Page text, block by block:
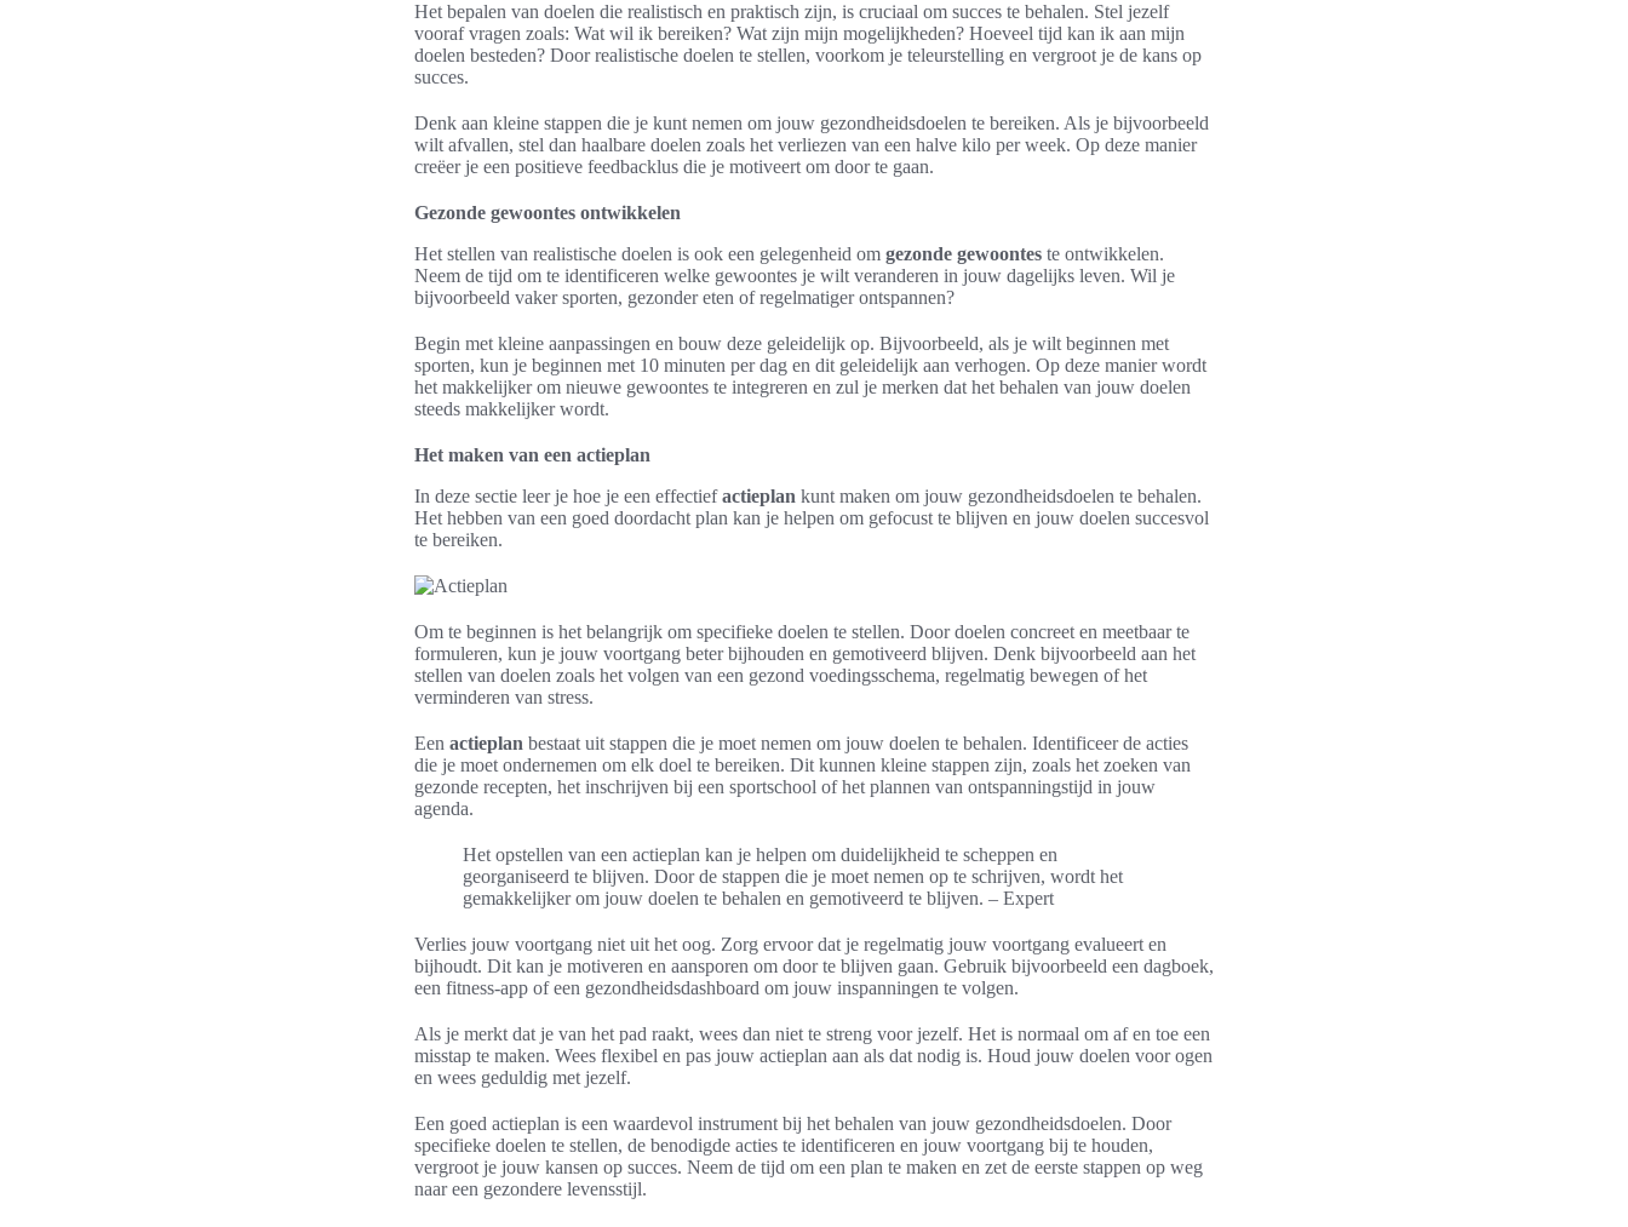
Het bepalen van doelen die realistisch en praktisch zijn, is cruciaal om succes te behalen. Stel jezelf
vooraf vragen zoals: Wat wil ik bereiken? Wat zijn mijn mogelijkheden? Hoeveel tijd kan ik aan mijn
doelen besteden? Door realistische doelen te stellen, voorkom je teleurstelling en vergroot je de kans op
succes.
Denk aan kleine stappen die je kunt nemen om jouw gezondheidsdoelen te bereiken. Als je bijvoorbeeld
wilt afvallen, stel dan haalbare doelen zoals het verliezen van een halve kilo per week. Op deze manier
creëer je een positieve feedbacklus die je motiveert om door te gaan.
Gezonde gewoontes ontwikkelen
Het stellen van realistische doelen is ook een gelegenheid om gezonde gewoontes te ontwikkelen.
Neem de tijd om te identificeren welke gewoontes je wilt veranderen in jouw dagelijks leven. Wil je
bijvoorbeeld vaker sporten, gezonder eten of regelmatiger ontspannen?
Begin met kleine aanpassingen en bouw deze geleidelijk op. Bijvoorbeeld, als je wilt beginnen met
sporten, kun je beginnen met 10 minuten per dag en dit geleidelijk aan verhogen. Op deze manier wordt
het makkelijker om nieuwe gewoontes te integreren en zul je merken dat het behalen van jouw doelen
steeds makkelijker wordt.
Het maken van een actieplan
In deze sectie leer je hoe je een effectiefactieplan kunt maken om jouw gezondheidsdoelen te behalen.
Het hebben van een goed doordacht plan kan je helpen om gefocust te blijven en jouw doelen succesvol
te bereiken.
Om te beginnen is het belangrijk om specifieke doelen te stellen. Door doelen concreet en meetbaar te
formuleren, kun je jouw voortgang beter bijhouden en gemotiveerd blijven. Denk bijvoorbeeld aan het
stellen van doelen zoals het volgen van een gezond voedingsschema, regelmatig bewegen of het
verminderen van stress.
Een actieplan bestaat uit stappen die je moet nemen om jouw doelen te behalen. Identificeer de acties
die je moet ondernemen om elk doel te bereiken. Dit kunnen kleine stappen zijn, zoals het zoeken van
gezonde recepten, het inschrijven bij een sportschool of het plannen van ontspanningstijd in jouw
agenda.
Het opstellen van een actieplan kan je helpen om duidelijkheid te scheppen en
georganiseerd te blijven. Door de stappen die je moet nemen op te schrijven, wordt het
gemakkelijker om jouw doelen te behalen en gemotiveerd te blijven. – Expert
Verlies jouw voortgang niet uit het oog. Zorg ervoor dat je regelmatig jouw voortgang evalueert en
bijhoudt. Dit kan je motiveren en aansporen om door te blijven gaan. Gebruik bijvoorbeeld een dagboek,
een fitness-app of een gezondheidsdashboard om jouw inspanningen te volgen.
Als je merkt dat je van het pad raakt, wees dan niet te streng voor jezelf. Het is normaal om af en toe een
misstap te maken. Wees flexibel en pas jouw actieplan aan als dat nodig is. Houd jouw doelen voor ogen
en wees geduldig met jezelf.
Een goed actieplan is een waardevol instrument bij het behalen van jouw gezondheidsdoelen. Door
specifieke doelen te stellen, de benodigde acties te identificeren en jouw voortgang bij te houden,
vergroot je jouw kansen op succes. Neem de tijd om een plan te maken en zet de eerste stappen op weg
naar een gezondere levensstijl.